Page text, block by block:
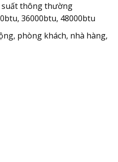
suất thông thường
36000btu, 48000btu
phòng khách, nhà hàng,